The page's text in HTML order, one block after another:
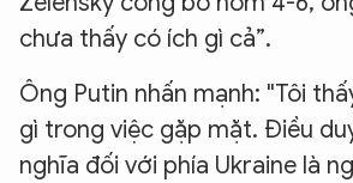
chưa thấy có ích gì cả”.
Ông Putin nhấn mạnh: "Tôi
gì trong việc gặp mặt. Điều
nghĩa đối với phía Ukraine là